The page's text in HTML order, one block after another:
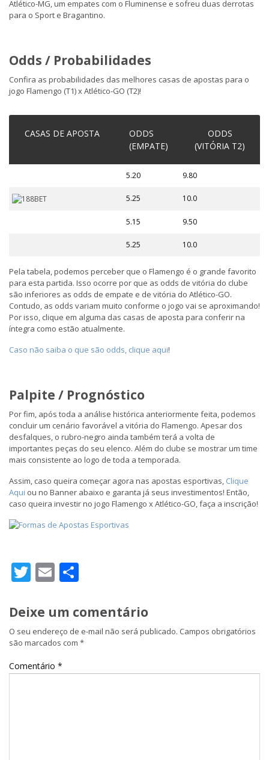
Atlético-MG, um empates com o Fluminense e sofreu duas derrotas
para o Sport e Bragantino.
Odds / Probabilidades
Confira as probabilidades das melhores casas de apostas para o
jogo Flamengo (T1) x Atlético-GO (T2)!
CASAS DE APOSTA
ODDS
(EMPATE)
ODDS
(VITÓRIA T2)
5.20 9.80
5.25 10.0
5.15 9.50
5.25 10.0
Pela tabela, podemos perceber que o Flamengo é o grande favorito
para esta partida. Isso ocorre por que as odds de vitória do clube
são inferiores as odds de empate e de vitória do Atlético-GO.
Contudo, as odds variam muito conforme o jogo vai se aproximando!
Por isso, clique em alguma das casas de aposta para conferir na
íntegra como estão atualmente.
Caso não saiba o que são odds, clique aqui!
Palpite / Prognóstico
Por fim, após toda a análise histórica anteriormente feita, podemos
concluir um cenário favorável a vitória do Flamengo. Apesar dos
desfalques, o rubro-negro ainda também terá a volta de
importantes peças do seu elenco. Além do clube se mostrar um time
mais consistente ao logo de toda a temporada.
Assim, caso queira começar agora nas apostas esportivas, Clique
Aqui ou no Banner abaixo e garanta já seus investimentos! Então,
caso queira investir no jogo Flamengo x Atlético-GO, faça a inscrição!
Twitter
Email
Deixe um comentário
O seu endereço de e-mail não será publicado. Campos obrigatórios
são marcados com *
Comentário *